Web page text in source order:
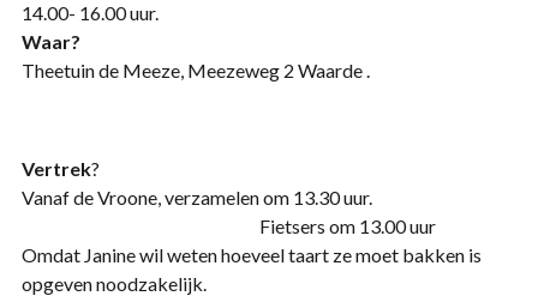
14.00- 16.00 uur.
Theetuin de Meeze, Meezeweg 2 Waarde .
Vertrek
Vanaf de Vroone, verzamelen om 13.30 uur.
Fietsers om 13.00 uur
Omdat Janine wil weten hoeveel taart ze moet bakken is
opgeven noodzakelijk.